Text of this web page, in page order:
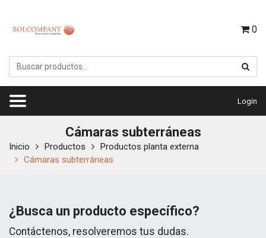
0
Login
Cámaras subterráneas
Inicio Productos
Productos planta externa
Cámaras subterráneas
¿Busca un producto específico?
Contáctenos, resolveremos tus dudas.